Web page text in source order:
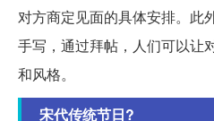
对方商定见面的具体安排。此
手写，通过拜帖，人们可以让
和风格。
宋代传统节日?